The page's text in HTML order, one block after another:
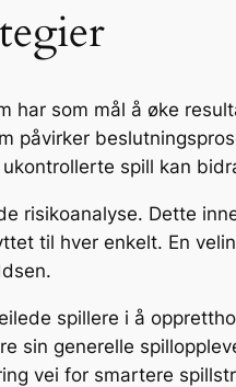
har som mål å øke
påvirker
spill kan
risikoanalyse. Dette
til hver enkelt. En
spillere i å
sin generelle
vei for smartere